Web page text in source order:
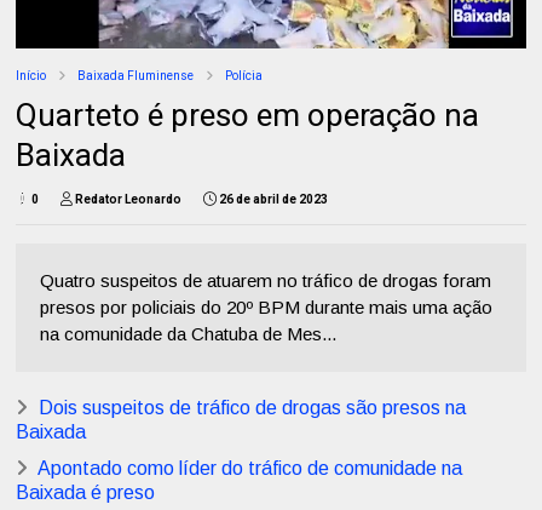
Início Baixada Fluminense Polícia
Quarteto é preso em operação na
Baixada
0 Redator Leonardo 26 de abril de 2023
Quatro suspeitos de atuarem no tráfico de drogas foram
presos por policiais do 20º BPM durante mais uma ação
na comunidade da Chatuba de Mes...
Dois suspeitos de tráfico de drogas são presos na
Baixada
Apontado como líder do tráfico de comunidade na
Baixada é preso